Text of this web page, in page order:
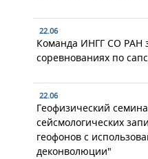
22.06
Команда ИНГГ СО РАН
соревнованиях по
22.06
Геофизический
сейсмологических
геофонов с
деконволюции"